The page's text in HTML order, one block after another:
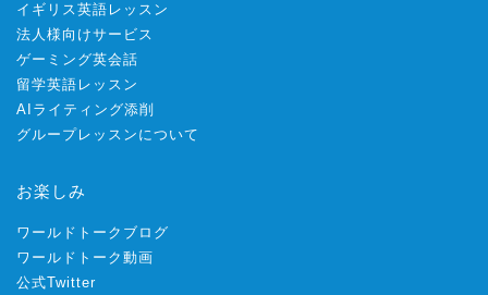
イギリス英語レッスン
法人様向けサービス
ゲーミング英会話
留学英語レッスン
AIライティング添削
グループレッスンについて
お楽しみ
ワールドトークブログ
ワールドトーク動画
公式Twitter